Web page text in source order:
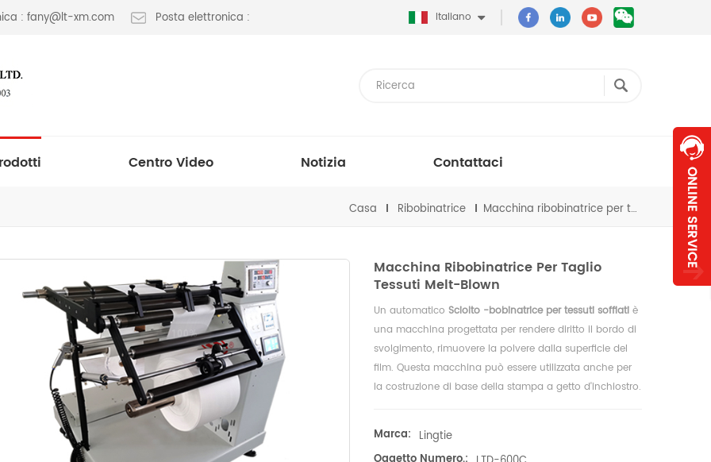
: fany@lt-xm.com Posta elettronica : Italiano
Centro Video Notizia Contattaci
Casa Ribobinatrice Macchina ribobinatrice per taglio tessuti melt-blown
Macchina Ribobinatrice Per Taglio
Tessuti Melt-Blown
Un automatico Sciolto-bobinatrice per tessuti soffiatiè
una macchina progettata per rendere diritto il bordo di
svolgimento, rimuovere la polvere dalla superficie del
film. Questa macchina può essere utilizzata anche per
la costruzione di base della stampa a getto d'inchiostro.
Marca: Lingtie